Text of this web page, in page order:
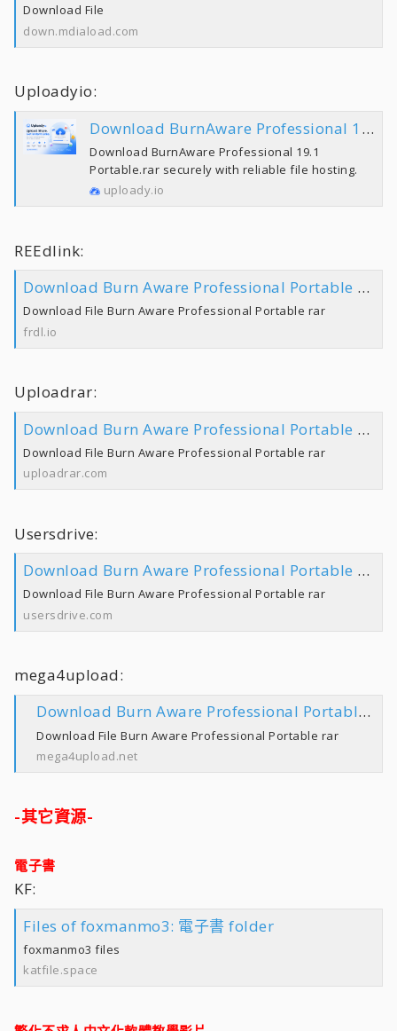
Download File
down.mdiaload.com
Uploadyio:
Download BurnAware Professional 19.1 Portable.rar | Uploady.io
Download BurnAware Professional 19.1
Portable.rar securely with reliable file hosting.
uploady.io
REEdlink:
Download Burn Aware Professional Portable rar
Download File Burn Aware Professional Portable rar
frdl.io
Uploadrar:
Download Burn Aware Professional Portable rar
Download File Burn Aware Professional Portable rar
uploadrar.com
Usersdrive:
Download Burn Aware Professional Portable rar
Download File Burn Aware Professional Portable rar
usersdrive.com
mega4upload:
Download Burn Aware Professional Portable rar
Download File Burn Aware Professional Portable rar
mega4upload.net
-其它資源-
電子書
KF:
Files of foxmanmo3: 電子書 folder
foxmanmo3 files
katfile.space